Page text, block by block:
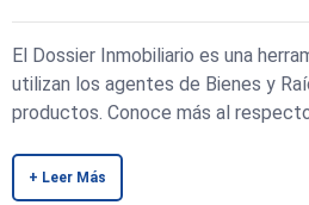
El Dossier Inmobiliario es una
utilizan los agentes de Bienes y
productos. Conoce más al
+ Leer Más